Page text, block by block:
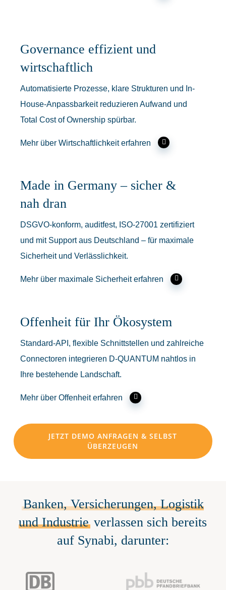
Governance effizient und
wirtschaftlich
Automatisierte Prozesse, klare Strukturen und In-
House-Anpassbarkeit reduzieren Aufwand und
Total Cost of Ownership spürbar.
Mehr über Wirtschaftlichkeit erfahren
Made in Germany – sicher &
nah dran
DSGVO-konform, auditfest, ISO-27001 zertifiziert
und mit Support aus Deutschland – für maximale
Sicherheit und Verlässlichkeit.
Mehr über maximale Sicherheit erfahren
Offenheit für Ihr Ökosystem
Standard-API, flexible Schnittstellen und zahlreiche
Connectoren integrieren D-QUANTUM nahtlos in
Ihre bestehende Landschaft.
Mehr über Offenheit erfahren
JETZT DEMO ANFRAGEN & SELBST
ÜBERZEUGEN
Banken, Versicherungen, Logistik
und Industrie verlassen sich bereits
auf Synabi, darunter: